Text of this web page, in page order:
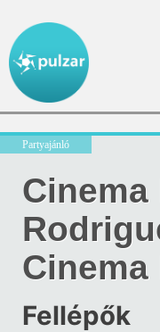
Partyajánló
Cinema
Fellépők